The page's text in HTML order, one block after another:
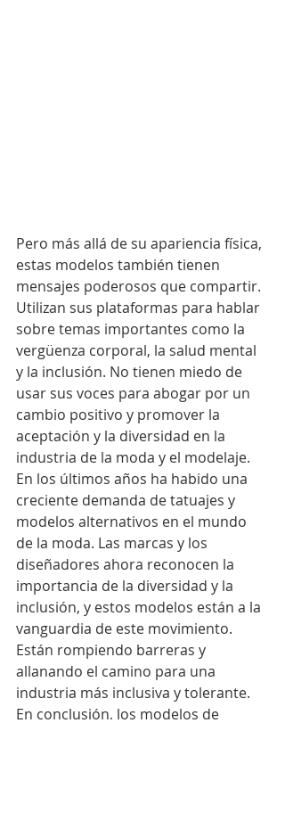
Pero más allá de su apariencia física,
estas modelos también tienen
mensajes poderosos que compartir.
Utilizan sus plataformas para hablar
sobre temas importantes como la
vergüenza corporal, la salud mental
y la inclusión. No tienen miedo de
usar sus voces para abogar por un
cambio positivo y promover la
aceptación y la diversidad en la
industria de la moda y el modelaje.
En los últimos años ha habido una
creciente demanda de tatuajes y
modelos alternativos en el mundo
de la moda. Las marcas y los
diseñadores ahora reconocen la
importancia de la diversidad y la
inclusión, y estos modelos están a la
vanguardia de este movimiento.
Están rompiendo barreras y
allanando el camino para una
industria más inclusiva y tolerante.
En conclusión, los modelos de